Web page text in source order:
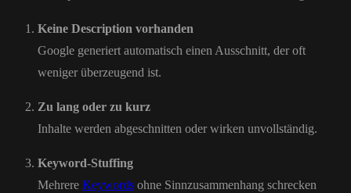
Keine Description vorhanden
Google generiert automatisch einen Ausschnitt, der oft
weniger überzeugend ist.
Zu lang oder zu kurz
Inhalte werden abgeschnitten oder wirken unvollständig.
Keyword-Stuffing
Mehrere Keywords ohne Sinnzusammenhang schrecken